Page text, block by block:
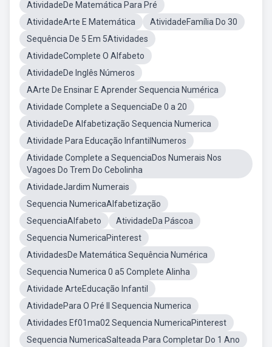
AtividadeDe Matemática Para Pré
AtividadeArte E Matemática
AtividadeFamília Do 30
Sequência De 5 Em 5Atividades
AtividadeComplete O Alfabeto
AtividadeDe Inglês Números
AArte De Ensinar E Aprender Sequencia Numérica
Atividade Complete a SequenciaDe 0 a 20
AtividadeDe Alfabetização Sequencia Numerica
Atividade Para Educação InfantilNumeros
Atividade Complete a SequenciaDos Numerais Nos
Vagoes Do Trem Do Cebolinha
AtividadeJardim Numerais
Sequencia NumericaAlfabetização
SequenciaAlfabeto
AtividadeDa Páscoa
Sequencia NumericaPinterest
AtividadesDe Matemática Sequência Numérica
Sequencia Numerica 0 a5 Complete Alinha
Atividade ArteEducação Infantil
AtividadePara O Pré II Sequencia Numerica
Atividades Ef01ma02 Sequencia NumericaPinterest
Sequencia NumericaSalteada Para Completar Do 1 Ano